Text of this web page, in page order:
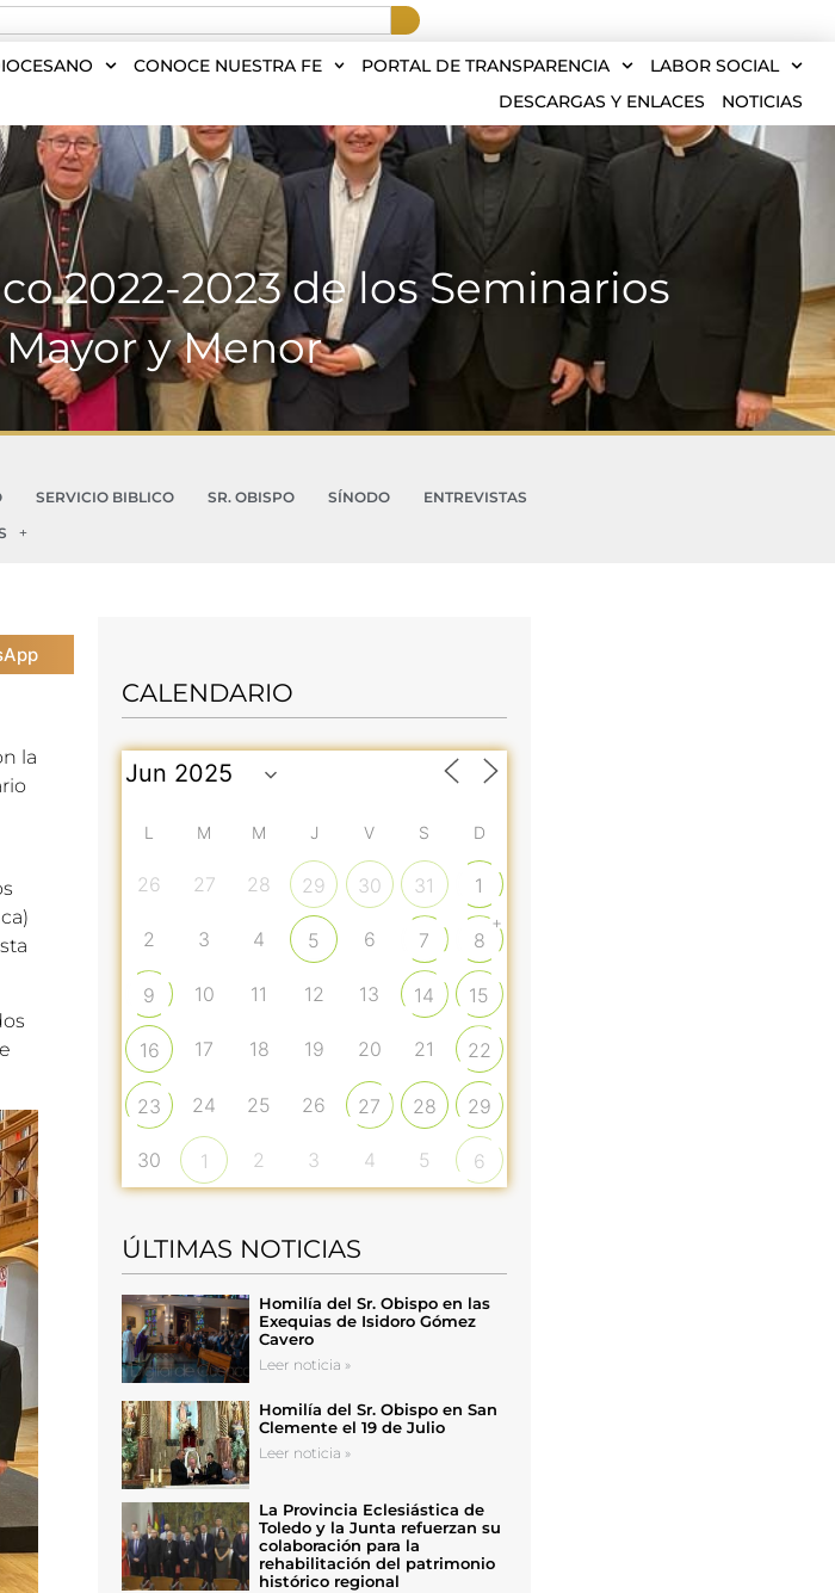
CONOCE NUESTRA FE PORTAL DE TRANSPARENCIA
LABOR SOCIAL
DESCARGAS Y ENLACES
NOTICIAS
2022-2023 de los Seminarios
y Menor
SERVICIO BIBLICO SR. OBISPO SÍNODO
ENTREVISTAS
la
CALENDARIO
L M M J V S D
26 27 28 29 30 31 1
2 3 4 5 6 7 8
+
9 10 11 12 13 14 15
16 17 18 19 20 21 22
23 24 25 26 27 28 29
30 1 2 3 4 5 6
ÚLTIMAS NOTICIAS
Homilía del Sr. Obispo en las
Exequias de Isidoro Gómez
Cavero
Leer noticia »
Homilía del Sr. Obispo en San
Clemente el 19 de Julio
Leer noticia »
La Provincia Eclesiástica de
Toledo y la Junta refuerzan su
colaboración para la
rehabilitación del patrimonio
histórico regional